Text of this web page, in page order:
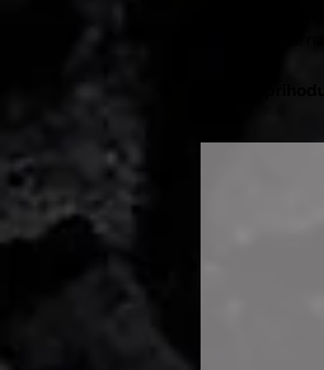
jedi in
V